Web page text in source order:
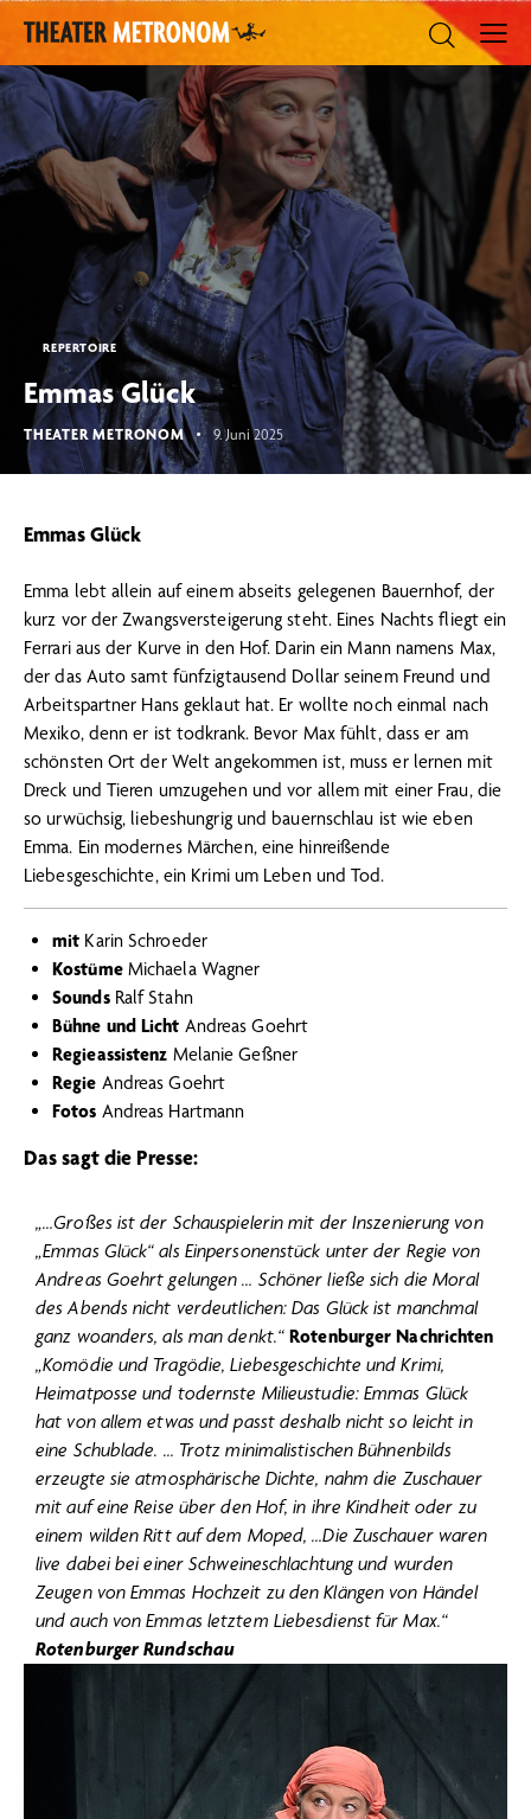
REPERTOIRE
Emmas Glück
THEATER METRONOM 9. Juni 2025
Emmas Glück
Emma lebt allein auf einem abseits gelegenen Bauernhof, der
kurz vor der Zwangsversteigerung steht. Eines Nachts fliegt ein
Ferrari aus der Kurve in den Hof. Darin ein Mann namens Max,
der das Auto samt fünfzigtausend Dollar seinem Freund und
Arbeitspartner Hans geklaut hat. Er wollte noch einmal nach
Mexiko, denn er ist todkrank. Bevor Max fühlt, dass er am
schönsten Ort der Welt angekommen ist, muss er lernen mit
Dreck und Tieren umzugehen und vor allem mit einer Frau, die
so urwüchsig, liebeshungrig und bauernschlau ist wie eben
Emma. Ein modernes Märchen, eine hinreißende
Liebesgeschichte, ein Krimi um Leben und Tod.
mit Karin Schroeder
KostümeMichaela Wagner
SoundsRalf Stahn
Bühne und Licht Andreas Goehrt
Regieassistenz Melanie Geßner
Regie Andreas Goehrt
Fotos Andreas Hartmann
Das sagt die Presse:
„…Großes ist der Schauspielerin mit der Inszenierung von
„Emmas Glück“ als Einpersonenstück unter der Regie von
Andreas Goehrt gelungen … Schöner ließe sich die Moral
des Abends nicht verdeutlichen: Das Glück ist manchmal
ganz woanders, als man denkt.“ Rotenburger Nachrichten
„Komödie und Tragödie, Liebesgeschichte und Krimi,
Heimatposse und todernste Milieustudie: Emmas Glück
hat von allem etwas und passt deshalb nicht so leicht in
eine Schublade. … Trotz minimalistischen Bühnenbilds
erzeugte sie atmosphärische Dichte, nahm die Zuschauer
mit auf eine Reise über den Hof, in ihre Kindheit oder zu
einem wilden Ritt auf dem Moped, …Die Zuschauer waren
live dabei bei einer Schweineschlachtung und wurden
Zeugen von Emmas Hochzeit zu den Klängen von Händel
und auch von Emmas letztem Liebesdienst für Max.“
Rotenburger Rundschau